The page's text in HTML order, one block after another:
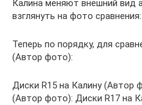
Калина меняют внешний вид
взглянуть на фото сравнения:
Теперь по порядку, для
(Автор фото):
Диски R15 на Калину (Автор
(Автор фото): Диски R17 на